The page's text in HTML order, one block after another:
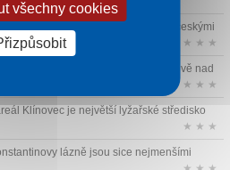
Lázně jsou druhými největšími českými
★ ★ ★
- Státní hrad a zámek v Bečově nad
★ ★ ★
Klínovec je největší lyžařské středisko
★ ★ ★
lázně jsou sice nejmenšími
všechny cookies